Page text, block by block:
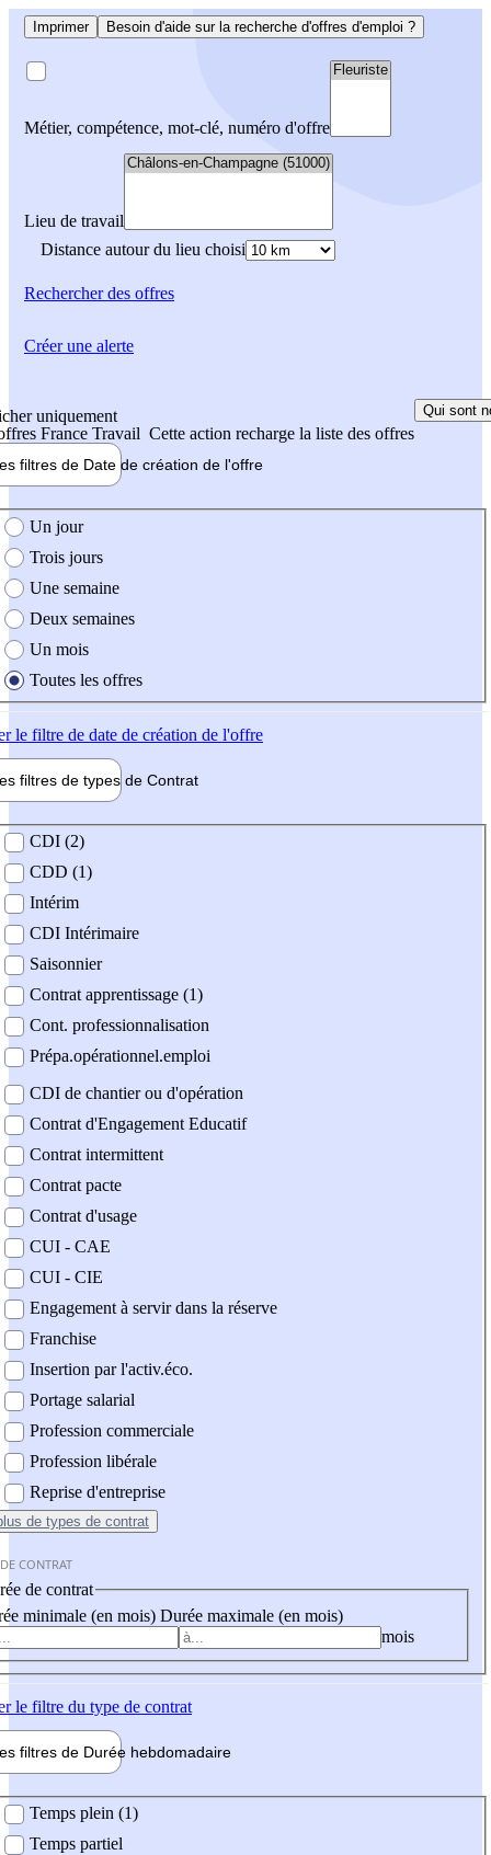
Imprimer Besoin d'aide sur la recherche d'offres d'emploi ?
Métier, compétence, mot-clé, numéro d'offre
Lieu de travail
Distance autour du lieu choisi
Rechercherdes offres
uniquement
France Travail Cette action recharge la liste des offres
Qui sont
filtres de Date de création de l'offre
création de l'offre
Un jour
Trois jours
Une semaine
Deux semaines
Un mois
Toutes les offres
le filtre de date de création de l'offre
filtres de types de Contrat
contrat
CDI (2)
CDD (1)
Intérim
CDI Intérimaire
Saisonnier
Contrat apprentissage (1)
Cont. professionnalisation
Prépa.opérationnel.emploi
CDI de chantier ou d'opération
Contrat d'Engagement Educatif
Contrat intermittent
Contrat pacte
Contrat d'usage
CUI - CAE
CUI - CIE
Engagement à servir dans la réserve
Franchise
Insertion par l'activ.éco.
Portage salarial
Profession commerciale
Profession libérale
Reprise d'entreprise
de types de contrat
CONTRAT
de contrat
minimale (en mois) Durée maximale (en mois)
mois
le filtre du type de contrat
filtres de Durée hebdomadaire
Temps plein (1)
Temps partiel
Créer une alerte